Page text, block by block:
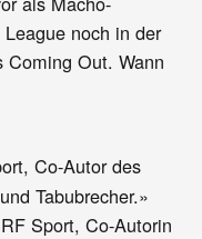
noch in der
Out. Wann
Co-Autor des
Tabubrecher.»
Sport, Co-Autorin